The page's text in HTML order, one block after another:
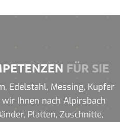
FÜR SIE
Edelstahl, Messing, Kupfer
Ihnen nach Alpirsbach
Platten, Zuschnitte,